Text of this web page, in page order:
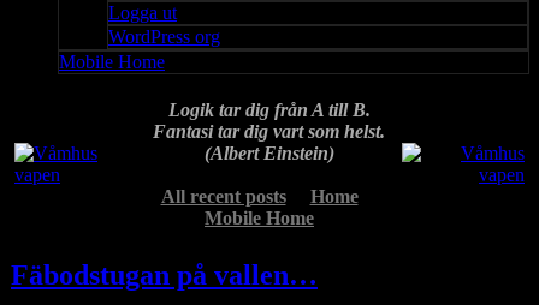
Logga ut
WordPress org
Mobile Home
Logik tar dig från A till B.
Fantasi tar dig vart som helst.
(Albert Einstein)
All recent posts
Home
Mobile Home
Fäbodstugan på vallen…